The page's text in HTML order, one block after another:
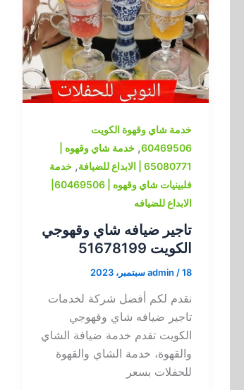
خدمة شاي وقهوة الكويت
60469506
, خدمة شاي وقهوه |
65080771 | الابداع للضيافة
, خدمة
الابداع للضيافه
تاجير ضيافه شاي وقهوجي
الكويت 51678199
admin /18 سبتمبر، 2023
نقدم لكم أفضل شركة لخدمات
تاجير ضيافه شاي وقهوجي
الكويت تقدم خدمة ضيافة الشاي
والقهوة، خدمة الشاي والقهوة
للحفلات بسعر